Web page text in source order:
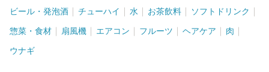
ビール・発泡酒 チューハイ 水 お茶飲料 ソフトドリンク
惣菜・食材 扇風機 エアコン フルーツ ヘアケア 肉
ウナギ